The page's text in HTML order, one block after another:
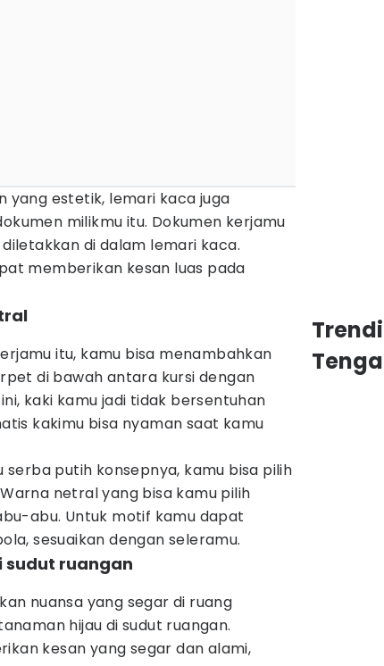
yang estetik, lemari kaca juga
milikmu itu. Dokumen kerjamu
di dalam lemari kaca.
memberikan kesan luas pada
itu, kamu bisa menambahkan
di bawah antara kursi dengan
kaki kamu jadi tidak bersentuhan
kakimu bisa nyaman saat kamu
serba putih konsepnya, kamu bisa pilih
netral yang bisa kamu pilih
abu. Untuk motif kamu dapat
sesuaikan dengan seleramu.
sudut ruangan
nuansa yang segar di ruang
hijau di sudut ruangan.
kesan yang segar dan alami,